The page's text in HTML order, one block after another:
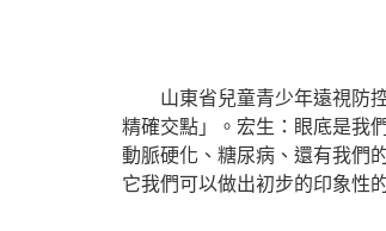
山東省兒童青少年遠視防控
精確交點」。宏生：眼底是我
動脈硬化、糖尿病、還有我們
它我們可以做出初步的印象性